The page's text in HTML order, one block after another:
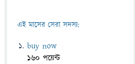
এই মাসের সেরা সদস্য:
buy now
160 পয়েন্ট